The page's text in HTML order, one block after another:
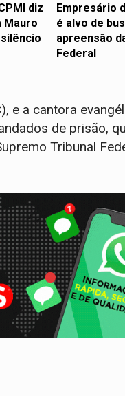
diz
Mauro
Empresário
é alvo de
apreensão
Federal
e a cantora
de prisão,
Tribunal